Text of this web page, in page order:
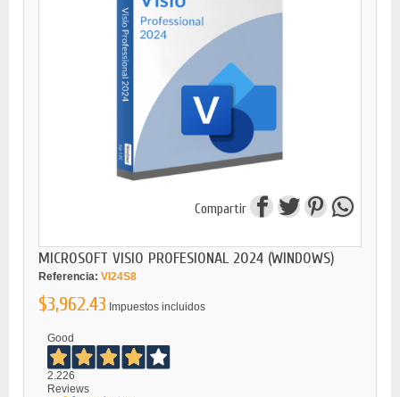
Compartir
MICROSOFT VISIO PROFESIONAL 2024 (WINDOWS)
Referencia: VI24S8
$3,962.43 Impuestos incluidos
Good
2.226
Reviews